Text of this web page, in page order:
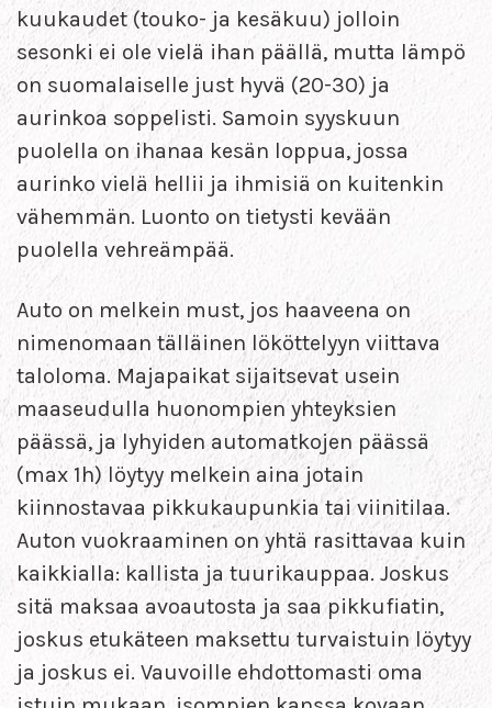
kuukaudet (touko- ja kesäkuu) jolloin
sesonki ei ole vielä ihan päällä, mutta lämpö
on suomalaiselle just hyvä (20-30) ja
aurinkoa soppelisti. Samoin syyskuun
puolella on ihanaa kesän loppua, jossa
aurinko vielä hellii ja ihmisiä on kuitenkin
vähemmän. Luonto on tietysti kevään
puolella vehreämpää.
Auto on melkein must, jos haaveena on
nimenomaan tälläinen lököttelyyn viittava
taloloma. Majapaikat sijaitsevat usein
maaseudulla huonompien yhteyksien
päässä, ja lyhyiden automatkojen päässä
(max 1h) löytyy melkein aina jotain
kiinnostavaa pikkukaupunkia tai viinitilaa.
Auton vuokraaminen on yhtä rasittavaa kuin
kaikkialla: kallista ja tuurikauppaa. Joskus
sitä maksaa avoautosta ja saa pikkufiatin,
joskus etukäteen maksettu turvaistuin löytyy
ja joskus ei. Vauvoille ehdottomasti oma